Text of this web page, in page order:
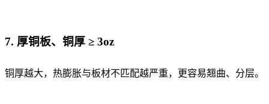
7. 厚铜板、铜厚 ≥ 3oz
铜厚越大，热膨胀与板材不匹配越严重，更容易翘曲、分层。